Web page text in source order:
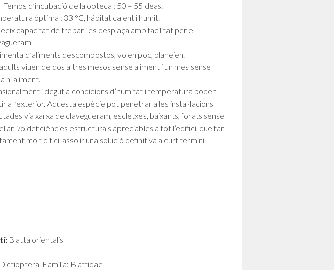
Temps d’incubació de la ooteca : 50 – 55 deas.
óptima : 33 °C, hábitat calent i humit.
capacitat de trepar i es desplaça amb facilitat per el
d’aliments descompostos, volen poc, planejen.
viuen de dos a tres mesos sense aliment i un mes sense
ni aliment.
i degut a condicions d’humitat i temperatura poden
a l’exterior. Aquesta espècie pot penetrar a les instal·lacions
via xarxa de clavegueram, escletxes, baixants, forats sense
i/o deficiències estructurals apreciables a tot l’edifici, que fan
molt difícil assolir una solució definitiva a curt termini.
Blatta orientalis
Dictioptera. Família: Blattidae